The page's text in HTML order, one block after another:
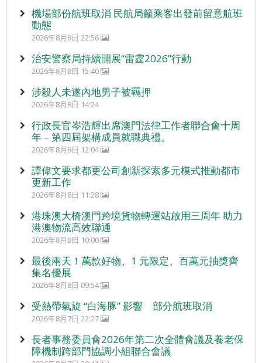
機場部份航班取消 民航局籲乘客出發前留意航班
動態
2026年8月8日 22:56
治安警察局持續開展“雷霆2026”行動
2026年8月8日 15:40
涉殺人未遂內地男子被羈押
2026年8月8日 14:24
行政長官岑浩輝出席澳門法律工作者聯合會十周
年 – 第四屆架構成員就職典禮。
2026年8月8日 12:04
譚偉文要求都更公司創新探索多元模式推動都市
更新工作
2026年8月8日 11:28
港珠澳大橋澳門跨境貨物轉運站啟用三周年 助力
港澳物流高效聯通
2026年8月8日 10:00
最後兩天！萬款好物、1 元限定、百萬元抽獎齊
集名優展
2026年8月8日 09:54
受熱帶氣旋 “白海豚” 影響 部分航班取消
2026年8月7日 22:27
長者事務委員會2026年第二次全體會議及養老保
障機制跨部門協調小組聯合會議